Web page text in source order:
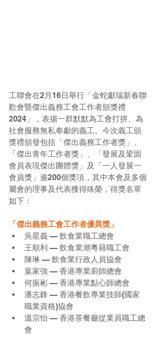
工聯會在2月16日舉行「金蛇獻瑞新春聯
歡會暨傑出義務工會工作者頒獎禮
2024」，表揚一群默默為工會打拼、為
社會服務無私奉獻的義工。今次義工頒
獎禮頒發包括「傑出義務工作者獎」、
「傑出青年工作者獎」、「發展及鞏固
會員表現傑出團體獎」及「一人發展一
會員獎」逾200個獎項，其中本會及多個
屬會的理事及代表獲得殊榮，得獎名單
如下 ：
「傑出義務工會工作者優異獎」
吳星義 — 飲食業職工總會
王順利 — 飲食業潮粵籍職工會
陳琳 — 飲食業行政人員協會
葉家強 — 香港專業廚師總會
何振彬 — 香港專業點心師總會
潘志鋒 — 香港餐飲專業技師(國家
職業資格)協會
溫宗怡 — 香港茶餐廳從業員職工總
會